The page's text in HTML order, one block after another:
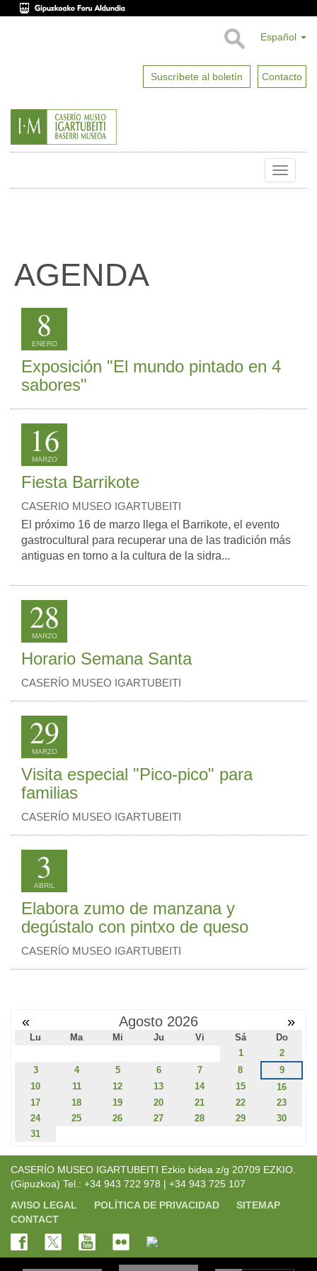
Español
Suscríbete al boletín Contacto
Toggle
AGENDA
8
ENERO
Exposición "El mundo pintado en 4
sabores"
16
MARZO
Fiesta Barrikote
CASERIO MUSEO IGARTUBEITI
El próximo 16 de marzo llega el Barrikote, el evento
gastrocultural para recuperar una de las tradición más
antiguas en torno a la cultura de la sidra...
28
MARZO
Horario Semana Santa
CASERÍO MUSEO IGARTUBEITI
29
MARZO
Visita especial "Pico-pico" para
familias
CASERÍO MUSEO IGARTUBEITI
3
ABRIL
Elabora zumo de manzana y
degústalo con pintxo de queso
CASERÍO MUSEO IGARTUBEITI
« Agosto 2026 »
Lu Ma Mi Ju Vi Sá
Do
1
2
3
4 5 6 7 8
9
10
11 12 13 14 15
16
17
18 19 20 21 22
23
24
25 26 27 28 29
30
31
CASERÍO MUSEO IGARTUBEITI Ezkio bidea z/g 20709 EZKIO.
(Gipuzkoa) Tel.: +34 943 722 978 | +34 943 725 107
AVISO LEGAL
POLÍTICA DE PRIVACIDAD
SITEMAP
CONTACT